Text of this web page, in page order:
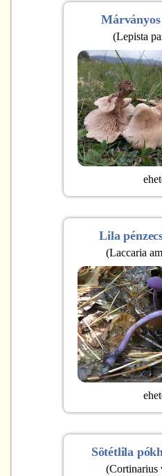
Márványos
(Lepista
Lila
(Laccaria
Sötétlila
(Cortinarius